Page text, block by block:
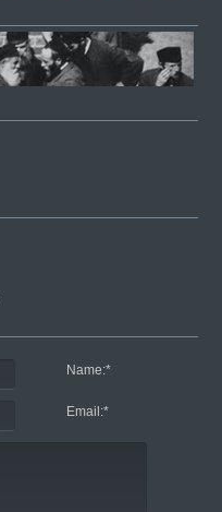
Name:*
Email:*